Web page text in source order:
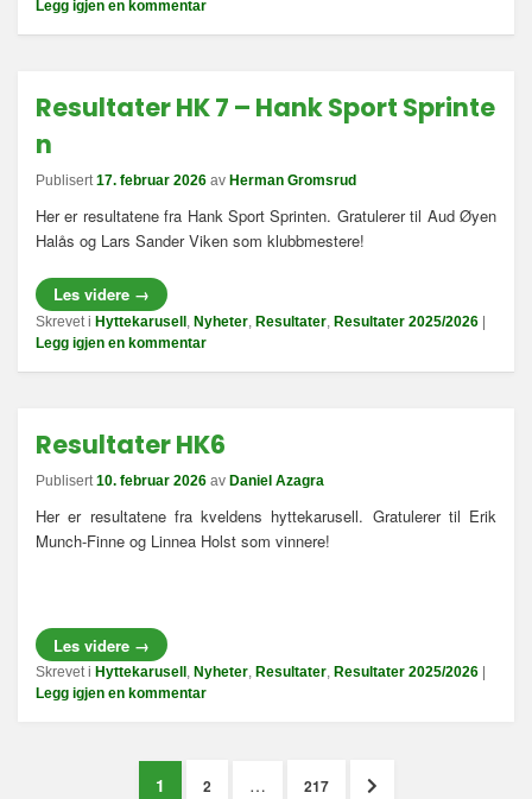
Legg igjen en kommentar
Resultater HK 7 – Hank Sport Sprinte
n
Publisert17. februar 2026 av Herman Gromsrud
Her er resultatene fra Hank Sport Sprinten. Gratulerer til Aud Øyen
Halås og Lars Sander Viken som klubbmestere!
Les videre →
Skrevet i Hyttekarusell, Nyheter, Resultater, Resultater 2025/2026 |
Legg igjen en kommentar
Resultater HK6
Publisert10. februar 2026 av Daniel Azagra
Her er resultatene fra kveldens hyttekarusell. Gratulerer til Erik
Munch-Finne og Linnea Holst som vinnere!
Les videre →
Skrevet i Hyttekarusell , Nyheter, Resultater, Resultater 2025/2026
Legg igjen en kommentar
PAGE
1
P
2 …
P
217
N